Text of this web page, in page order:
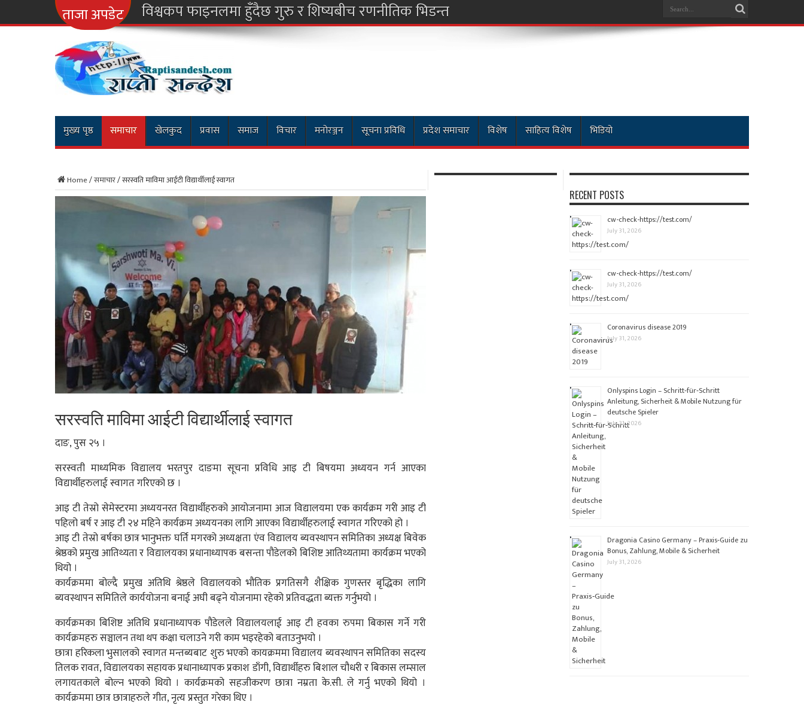
ताजा अपडेट नारा
मुख्य पृष्ठ समाचार खेलकुद प्रवास समाज विचार मनोरञ्जन सूचना प्रविधि प्रदेश समाचार विशेष साहित्य विशेष भिडियो
Home/समाचार/सरस्वति माविमा आईटी विद्यार्थीलाई स्वागत
सरस्वति माविमा आईटी विद्यार्थीलाई स्वागत
दाङ, पुस २५ ।
सरस्वती माध्यमिक विद्यालय भरतपुर दाङमा सूचना प्रविधि आइ टी बिषयमा अध्ययन गर्न आएका
विद्यार्थीहरुलाई स्वागत गरिएको छ ।
आइ टी तेस्रो सेमेस्टरमा अध्ययनरत विद्यार्थीहरुको आयोजनामा आज विद्यालयमा एक कार्यक्रम गरी आइ टी
पहिलो बर्ष र आइ टी २४ महिने कार्यक्रम अध्ययनका लागि आएका विद्यार्थीहरुलाई स्वागत गरिएको हो ।
आइ टी तेस्रो बर्षका छात्र भानुभक्त घर्ति मगरको अध्यक्षता एंव विद्यालय ब्यवस्थापन समितिका अध्यक्ष बिवेक
श्रेष्ठको प्रमुख आतिथ्यता र विद्यालयका प्रधानाध्यापक बसन्ता पौडेलको बिशिष्ट आतिथ्यतामा कार्यक्रम भएको
थियो ।
कार्यक्रममा बोल्दै प्रमुख अतिथि श्रेष्ठले विद्यालयको भौतिक प्रगतिसगै शैक्षिक गुणस्तर बृद्धिका लागि
ब्यवस्थापन समितिले कार्ययोजना बनाई अघी बढ्ने योजनामा रहेको प्रतिवद्धता ब्यक्त गर्नुभयो ।
कार्यक्रमका बिशिष्ट अतिथि प्रधानाध्यापक पौडेलले विद्यालयलाई आइ टी हवका रुपमा बिकास गर्ने गरी
कार्यक्रमहरु सञ्चालन तथा थप कक्षा चलाउने गरी काम भइरहेको बताउनुभयो ।
छात्रा हरिकला भुसालको स्वागत मन्तब्यबाट शुरु भएको कायक्रममा विद्यालय ब्यवस्थापन समितिका सदस्य
तिलक रावत, विद्यालयका सहायक प्रधानाध्यापक प्रकाश डाँगी, विद्यार्थीहरु बिशाल चौधरी र बिकास लम्साल
लगायतकाले बोल्न भएको थियो । कार्यक्रमको सहजीकरण छात्रा नम्रता के.सी. ले गर्नु भएको थियो ।
कार्यक्रममा छात्र छात्राहरुले गीत, नृत्य प्रस्तुत गरेका थिए ।
RECENT POSTS
cw-check-https://test.com/
July 31, 2026
cw-check-https://test.com/
July 31, 2026
Coronavirus disease 2019
July 31, 2026
Onlyspins Login – Schritt‑für‑Schritt
Anleitung, Sicherheit & Mobile Nutzung für
deutsche Spieler
July 31, 2026
Dragonia Casino Germany – Praxis‑Guide zu
Bonus, Zahlung, Mobile & Sicherheit
July 31, 2026